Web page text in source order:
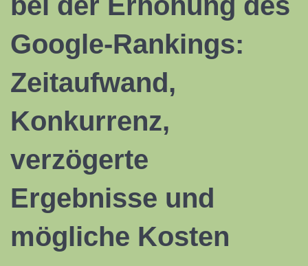
Google-Rankings:
Zeitaufwand,
Konkurrenz,
verzögerte
Ergebnisse und
mögliche Kosten